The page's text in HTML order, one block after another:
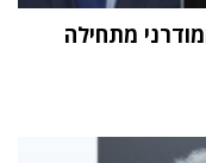
מתחילה